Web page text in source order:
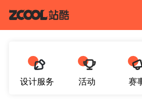
设计服务 活动 赛